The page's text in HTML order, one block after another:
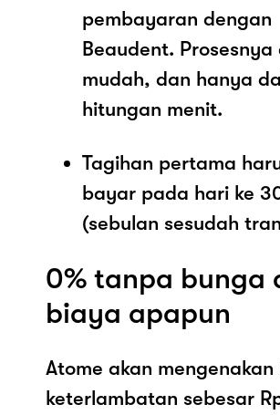
pembayaran dengan
Beaudent.
mudah, dan hanya
hitungan menit.
Tagihan pertama
bayar pada hari ke
(sebulan sesudah
0% tanpa bunga
biaya apapun
Atome akan
keterlambatan sebesar